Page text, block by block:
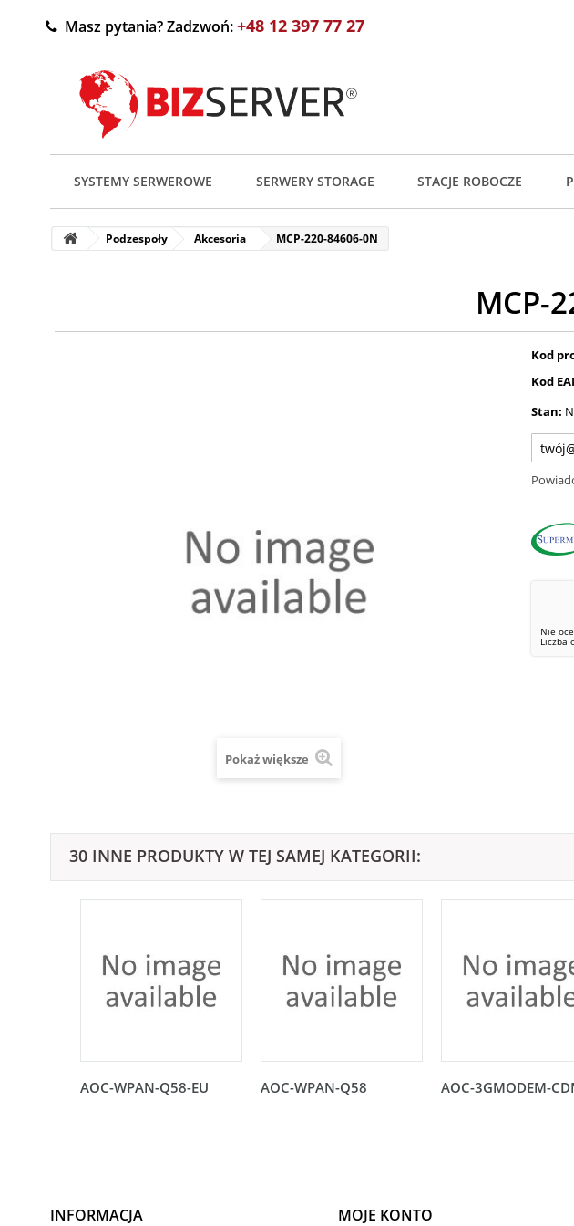
Masz pytania? Zadzwoń:+48 12 397 77 27
SYSTEMY SERWEROWE SERWERY STORAGE STACJE ROBOCZE
Podzespoły Akcesoria MCP-220-84606-0N
MCP-
Pokaż większe
Kod
Kod
Stan:
Nie
Liczba
30 INNE PRODUKTY W TEJ SAMEJ KATEGORII:
AOC-WPAN-Q58-EU AOC-WPAN-Q58 AOC-3GMODEM-
INFORMACJA MOJE KONTO